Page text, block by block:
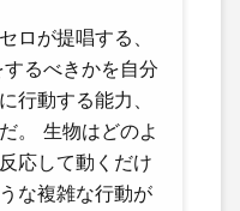
ロが提唱する、
るべきかを自分
行動する能力、
。 生物はどのよ
応して動くだけ
な複雑な行動が